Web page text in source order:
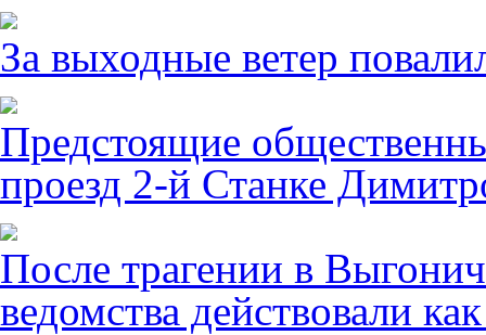
За выходные ветер
Предстоящие
проезд 2-й Станке
После трагении в
ведомства действовали